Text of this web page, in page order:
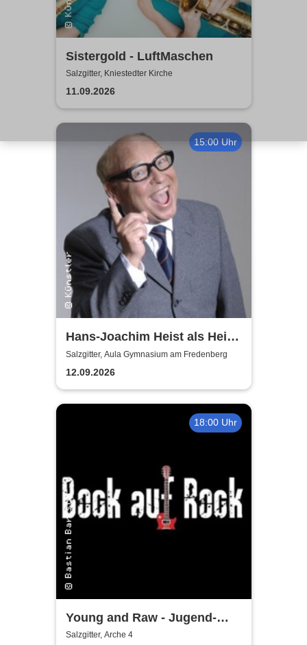
Sistergold - LuftMaschen
Salzgitter, Kniestedter Kirche
11.09.2026
15:00 Uhr
Hans-Joachim Heist als Heinz
Erhard - Noch'n Gedicht
Salzgitter, Aula Gymnasium am Fredenberg
12.09.2026
18:00 Uhr
Young and Raw - Jugend-
Konzert
Salzgitter, Arche 4